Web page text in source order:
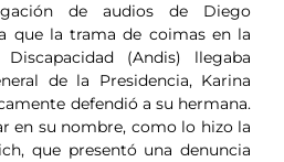
de audios de Diego
que la trama de coimas en la
(Andis) llegaba
de la Presidencia, Karina
defendió a su hermana.
en su nombre, como lo hizo la
que presentó una denuncia